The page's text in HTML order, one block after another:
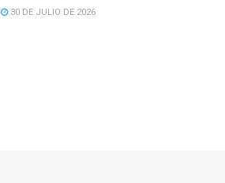
30 DE JULIO DE 2026